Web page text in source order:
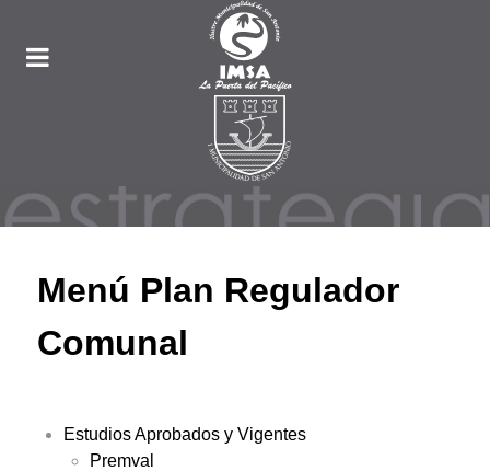
Menú Plan Regulador
Comunal
Estudios Aprobados y Vigentes
Premval